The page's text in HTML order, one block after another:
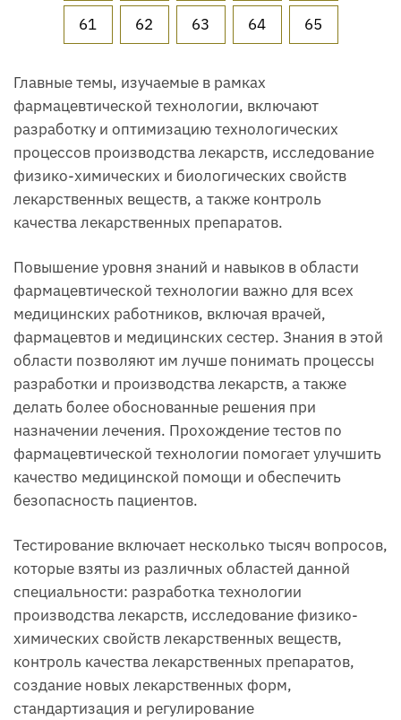
61 62 63 64 65
Главные темы, изучаемые в рамках
фармацевтической технологии, включают
разработку и оптимизацию технологических
процессов производства лекарств, исследование
физико-химических и биологических свойств
лекарственных веществ, а также контроль
качества лекарственных препаратов.
Повышение уровня знаний и навыков в области
фармацевтической технологии важно для всех
медицинских работников, включая врачей,
фармацевтов и медицинских сестер. Знания в этой
области позволяют им лучше понимать процессы
разработки и производства лекарств, а также
делать более обоснованные решения при
назначении лечения. Прохождение тестов по
фармацевтической технологии помогает улучшить
качество медицинской помощи и обеспечить
безопасность пациентов.
Тестирование включает несколько тысяч вопросов,
которые взяты из различных областей данной
специальности: разработка технологии
производства лекарств, исследование физико-
химических свойств лекарственных веществ,
контроль качества лекарственных препаратов,
создание новых лекарственных форм,
стандартизация и регулирование